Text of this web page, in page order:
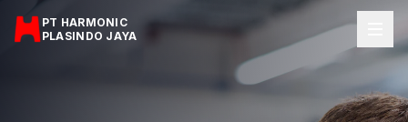
PT HARMONIC
PLASINDO JAYA